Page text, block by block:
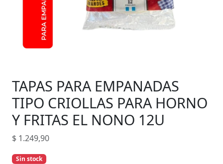
TAPAS PARA EMPANADAS
TIPO CRIOLLAS PARA HORNO
Y FRITAS EL NONO 12U
$ 1.249,90
Sin stock